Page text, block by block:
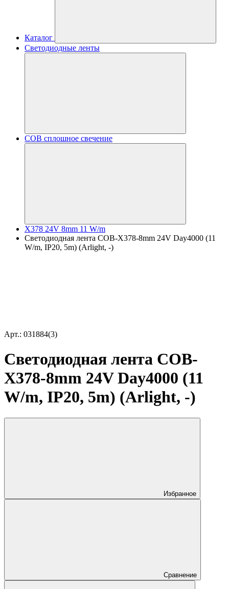
Каталог
Светодиодные ленты
COB сплошное свечение
X378 24V 8mm 11 W/m
Светодиодная лента COB-X378-8mm 24V Day4000 (11
W/m, IP20, 5m) (Arlight, -)
Арт.: 031884(3)
Светодиодная лента COB-
X378-8mm 24V Day4000 (11
W/m, IP20, 5m) (Arlight, -)
Избранное
Сравнение